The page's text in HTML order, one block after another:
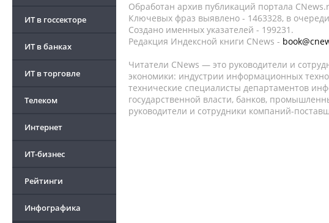
ИТ в госсекторе
ИТ в банках
ИТ в торговле
Телеком
Интернет
ИТ-бизнес
Рейтинги
Инфографика
Обработан архив публикаций портала
Ключевых фраз выявлено - 1463328, в
Создано именных указателей - 199231.
Редакция Индексной книги CNews -
Читатели CNews — это руководители и
экономики: индустрии информационных
технические специалисты департаментов
государственной власти, банков,
руководители и сотрудники компаний-